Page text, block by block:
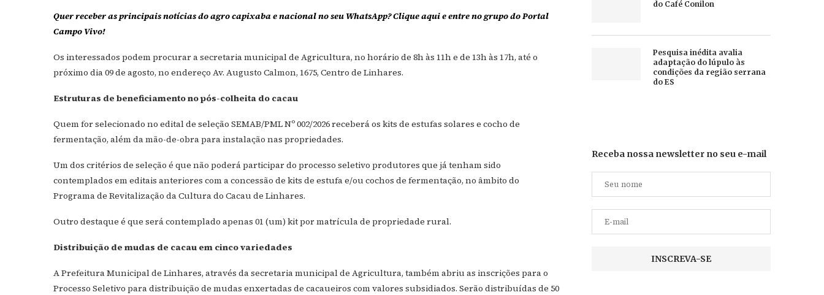
Quer receber as principais notícias do agro capixaba e nacional no seu WhatsApp? Clique aqui e entre no grupo do Portal
Campo Vivo!
Os interessados podem procurar a secretaria municipal de Agricultura, no horário de 8h às 11h e de 13h às 17h, até o
próximo dia 09 de agosto, no endereço Av. Augusto Calmon, 1675, Centro de Linhares.
Estruturas de beneficiamento no pós-colheita do cacau
Quem for selecionado no edital de seleção SEMAB/PML Nº 002/2026 receberá os kits de estufas solares e cocho de
fermentação, além da mão-de-obra para instalação nas propriedades.
Um dos critérios de seleção é que não poderá participar do processo seletivo produtores que já tenham sido
contemplados em editais anteriores com a concessão de kits de estufa e/ou cochos de fermentação, no âmbito do
Programa de Revitalização da Cultura do Cacau de Linhares.
Outro destaque é que será contemplado apenas 01 (um) kit por matrícula de propriedade rural.
Distribuição de mudas de cacau em cinco variedades
A Prefeitura Municipal de Linhares, através da secretaria municipal de Agricultura, também abriu as inscrições para o
Processo Seletivo para distribuição de mudas enxertadas de cacaueiros com valores subsidiados. Serão distribuídas de 50
do Café Conilon
Pesquisa inédita avalia
adaptação do lúpulo às
condições da região serrana
do ES
Receba nossa newsletter no seu e-mail